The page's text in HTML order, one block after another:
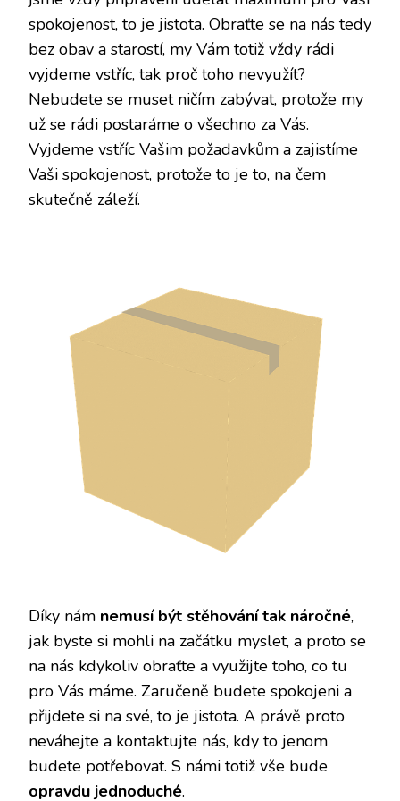
spokojenost, to je jistota. Obraťte se na nás tedy
bez obav a starostí, my Vám totiž vždy rádi
vyjdeme vstříc, tak proč toho nevyužít?
Nebudete se muset ničím zabývat, protože my
už se rádi postaráme o všechno za Vás.
Vyjdeme vstříc Vašim požadavkům a zajistíme
Vaši spokojenost, protože to je to, na čem
skutečně záleží.
Díky nám nemusí být stěhování tak náročné,
jak byste si mohli na začátku myslet, a proto se
na nás kdykoliv obraťte a využijte toho, co tu
pro Vás máme. Zaručeně budete spokojeni a
přijdete si na své, to je jistota. A právě proto
neváhejte a kontaktujte nás, kdy to jenom
budete potřebovat. S námi totiž vše bude
opravdu jednoduché.